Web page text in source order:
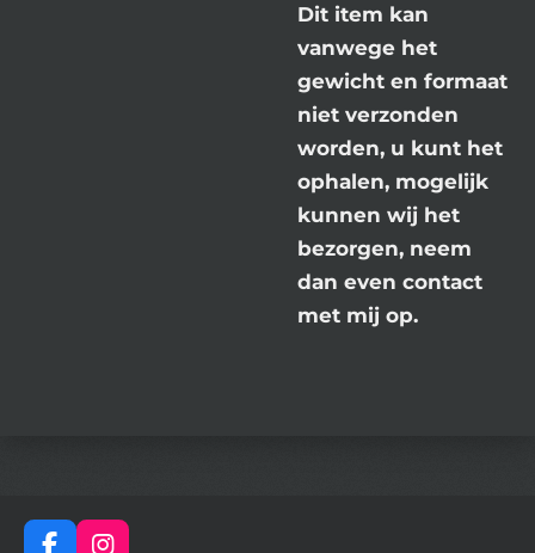
Dit item kan
vanwege het
gewicht en formaat
niet verzonden
worden, u kunt het
ophalen, mogelijk
kunnen wij het
bezorgen, neem
dan even contact
met mij op.